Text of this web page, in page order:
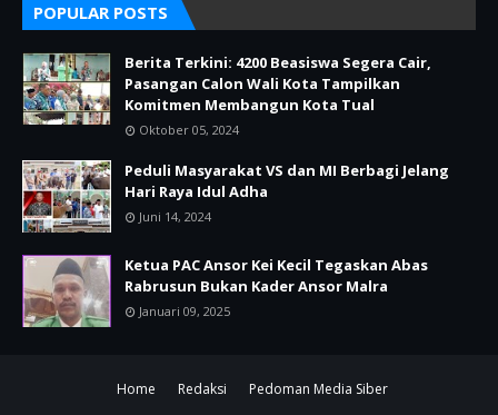
POPULAR POSTS
Berita Terkini: 4200 Beasiswa Segera Cair,
Pasangan Calon Wali Kota Tampilkan
Komitmen Membangun Kota Tual
Oktober 05, 2024
Peduli Masyarakat VS dan MI Berbagi Jelang
Hari Raya Idul Adha
Juni 14, 2024
Ketua PAC Ansor Kei Kecil Tegaskan Abas
Rabrusun Bukan Kader Ansor Malra
Januari 09, 2025
Home Redaksi Pedoman Media Siber